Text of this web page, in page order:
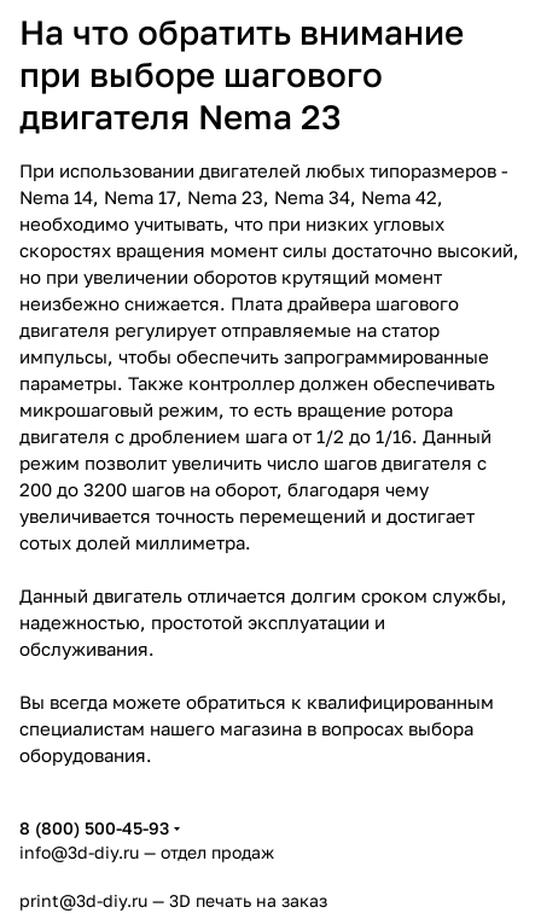
На что обратить внимание
при выборе шагового
двигателя Nema 23
При использовании двигателей любых типоразмеров -
Nema 14, Nema 17, Nema 23, Nema 34, Nema 42,
необходимо учитывать, что при низких угловых
скоростях вращения момент силы достаточно высокий,
но при увеличении оборотов крутящий момент
неизбежно снижается. Плата драйвера шагового
двигателя регулирует отправляемые на статор
импульсы, чтобы обеспечить запрограммированные
параметры. Также контроллер должен обеспечивать
микрошаговый режим, то есть вращение ротора
двигателя с дроблением шага от 1/2 до 1/16. Данный
режим позволит увеличить число шагов двигателя с
200 до 3200 шагов на оборот, благодаря чему
увеличивается точность перемещений и достигает
сотых долей миллиметра.
Данный двигатель отличается долгим сроком службы,
надежностью, простотой эксплуатации и
обслуживания.
Вы всегда можете обратиться к квалифицированным
специалистам нашего магазина в вопросах выбора
оборудования.
8 (800) 500-45-93
info@3d-diy.ru — отдел продаж
print@3d-diy.ru — 3D печать на заказ